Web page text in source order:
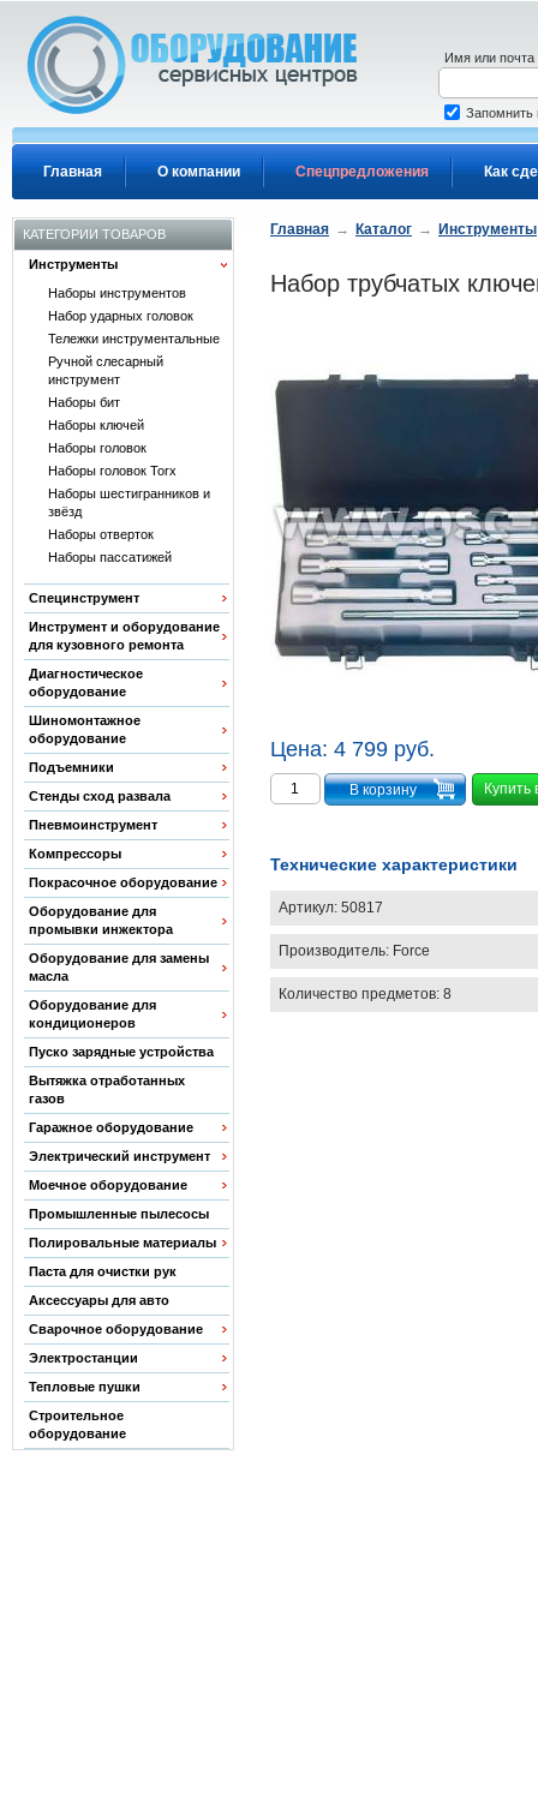
Главная О компании Спецпредложения Как
Имя или почта
Запомнить
КАТЕГОРИИ ТОВАРОВ
Инструменты
Наборы инструментов
Набор ударных головок
Тележки инструментальные
Ручной слесарный
инструмент
Наборы бит
Наборы ключей
Наборы головок
Наборы головок Torx
Наборы шестигранников и
звёзд
Наборы отверток
Наборы пассатижей
Специнструмент
Инструмент и оборудование
для кузовного ремонта
Диагностическое
оборудование
Шиномонтажное
оборудование
Подъемники
Стенды сход развала
Пневмоинструмент
Компрессоры
Покрасочное оборудование
Оборудование для
промывки инжектора
Оборудование для замены
масла
Оборудование для
кондиционеров
Пуско зарядные устройства
Вытяжка отработанных
газов
Гаражное оборудование
Электрический инструмент
Моечное оборудование
Промышленные пылесосы
Полировальные материалы
Паста для очистки рук
Аксессуары для авто
Сварочное оборудование
Электростанции
Тепловые пушки
Строительное
оборудование
Главная → Каталог → Инструменты
Набор трубчатых
Цена: 4 799 руб.
Купить
Технические характеристики
Артикул: 50817
Производитель: Force
Количество предметов: 8